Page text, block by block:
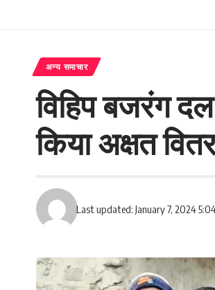
अन्य समाचार
विहिप बजरंग
किया अक्षत
Last updated: January 7, 2024